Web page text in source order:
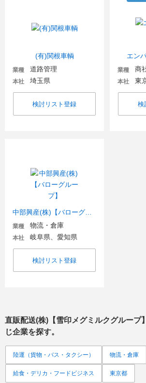
(有)関根車輌
業種 道路管理
本社 埼玉県
検討リスト登録
エン
業種
本社 東
検
業種 物流・倉庫
本社 岐阜県、愛知県
検討リスト登録
直販配送(株)【雪印メグミルクグループ】
じ企業を探す。
陸運（貨物・バス・タクシー） 物流・倉庫
給食・デリカ・フードビジネス 東京都